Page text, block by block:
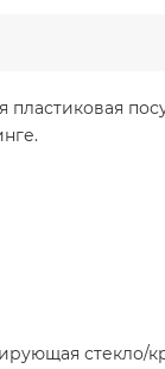
стекло/